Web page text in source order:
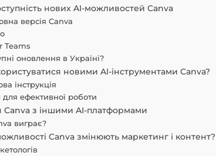
нових AI-можливостей Canva
версія Canva
Teams
оновлення в Україні?
новими AI-інструментами Canva?
інструкція
ефективної роботи
Canva з іншими AI-платформами
виграє?
Canva змінюють маркетинг і контент?